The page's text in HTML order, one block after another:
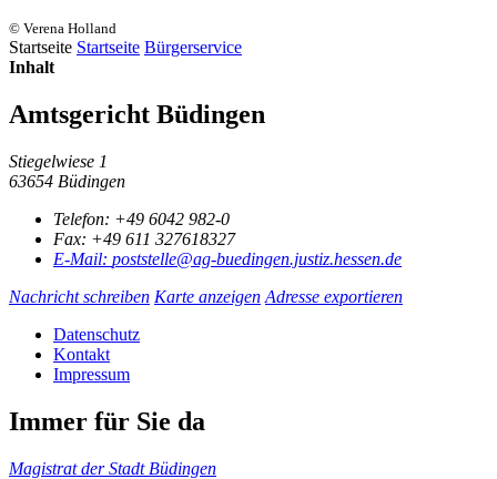
© Verena Holland
Startseite Startseite Bürgerservice
Inhalt
Amtsgericht Büdingen
Stiegelwiese 1
63654 Büdingen
Telefon: +49 6042 982-0
Fax: +49 611 327618327
E-Mail: poststelle@ag-buedingen.justiz.hessen.de
Nachricht schreiben Karte anzeigen Adresse exportieren
Datenschutz
Kontakt
Impressum
Immer für Sie da
Magistrat der Stadt Büdingen